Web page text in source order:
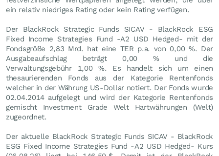
ein relativ niedriges Rating oder kein Rating verfügen.
Der BlackRock Strategic Funds SICAV - BlackRock ESG
Fixed Income Strategies Fund -A2 USD Hedged- mit der
Fondsgröße 2,83 Mrd. hat eine TER p.a. von 0,00 %. Der
Ausgabeaufschlag beträgt 0,00 % und die
Verwaltungsgebühr 1,00 %. Es handelt sich um einen
thesaurierenden Fonds aus der Kategorie Rentenfonds
welcher in der Währung US-Dollar notiert. Der Fonds wurde
02.04.2014 aufgelegt und wird der Kategorie Rentenfonds
gemischt Investment Grade Welt Hartwährungen (Welt)
zugeordnet.
Der aktuelle BlackRock Strategic Funds SICAV - BlackRock
ESG Fixed Income Strategies Fund -A2 USD Hedged- Kurs